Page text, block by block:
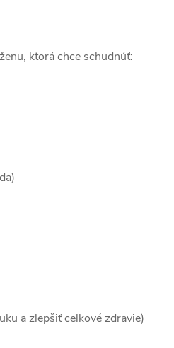
ktorá chce schudnúť:
a zlepšiť celkové zdravie)